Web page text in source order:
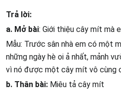
Trả lời:
a. Mở bài: Giới thiệu cây mít mà
Mẫu: Trước sân nhà em có một
những ngày hè oi ả nhất, mảnh
vì nó được một cây mít vô cùng
b. Thân bài: Miêu tả cây mít